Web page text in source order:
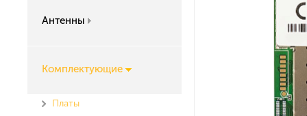
Антенны
Комплектующие
Платы